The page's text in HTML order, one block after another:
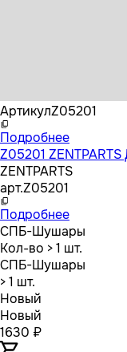
АртикулZ05201
Подробнее
Z05201
ZENTPARTS
арт.Z05201
Подробнее
СПБ-Шушары
Кол-во > 1 шт.
СПБ-Шушары
> 1 шт.
Новый
Новый
1630 ₽